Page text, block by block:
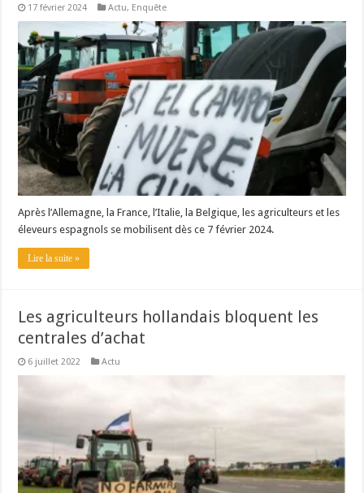
Les canicules freinent la collecte laitière
17 février 2024 Actu, Enquête
Après l’Allemagne, la France, l’Italie, la Belgique, les agriculteurs et les
éleveurs espagnols se mobilisent dès ce 7 février 2024.
Lire la suite »
Les agriculteurs hollandais bloquent les
centrales d’achat
6 juillet 2022 Actu